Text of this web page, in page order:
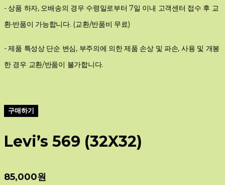
- 상품 하자, 오배송의 경우 수령일로부터 7일 이내 고객센터 접수 후 교
환∙반품이 가능합니다. (교환/반품비 무료)
- 제품 특성상 단순 변심, 부주의에 의한 제품 손상 및 파손, 사용 및 개봉
한 경우 교환/반품이 불가합니다.
구매하기
Levi’s 569 (32X32)
85,000원